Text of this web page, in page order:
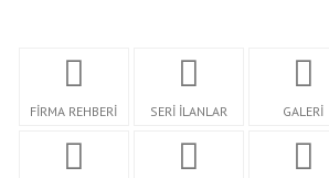
FİRMA REHBERİ SERİ İLANLAR GALERİ